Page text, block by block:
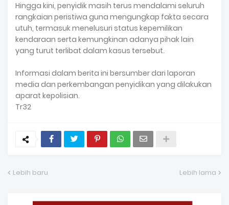
Hingga kini, penyidik masih terus mendalami seluruh
rangkaian peristiwa guna mengungkap fakta secara
utuh, termasuk menelusuri status kepemilikan
kendaraan serta kemungkinan adanya pihak lain
yang turut terlibat dalam kasus tersebut.
Informasi dalam berita ini bersumber dari laporan
media dan perkembangan penyidikan yang dilakukan
aparat kepolisian.
Tr32
Lebih baru Lebih lama